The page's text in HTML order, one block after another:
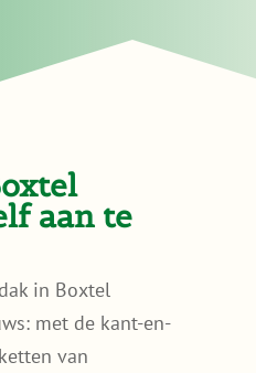
aan te
in Boxtel
met de kant-en-
van